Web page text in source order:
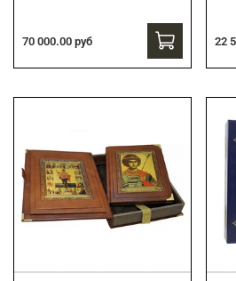
70 000.00 руб 22